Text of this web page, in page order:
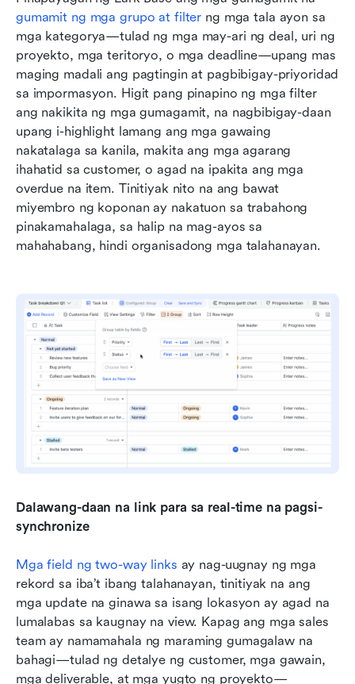
gumamit ng mga grupo at filter ng mga tala ayon sa
mga kategorya—tulad ng mga may-ari ng deal, uri ng
proyekto, mga teritoryo, o mga deadline—upang mas
maging madali ang pagtingin at pagbibigay-priyoridad
sa impormasyon. Higit pang pinapino ng mga filter
ang nakikita ng mga gumagamit, na nagbibigay-daan
upang i-highlight lamang ang mga gawaing
nakatalaga sa kanila, makita ang mga agarang
ihahatid sa customer, o agad na ipakita ang mga
overdue na item. Tinitiyak nito na ang bawat
miyembro ng koponan ay nakatuon sa trabahong
pinakamahalaga, sa halip na mag-ayos sa
mahahabang, hindi organisadong mga talahanayan.
Dalawang-daan na link para sa real-time na pagsi-
synchronize
Mga field ng two-way links ay nag-uugnay ng mga
rekord sa iba’t ibang talahanayan, tinitiyak na ang
mga update na ginawa sa isang lokasyon ay agad na
lumalabas sa kaugnay na view. Kapag ang mga sales
team ay namamahala ng maraming gumagalaw na
bahagi—tulad ng detalye ng customer, mga gawain,
mga deliverable, at mga yugto ng proyekto—